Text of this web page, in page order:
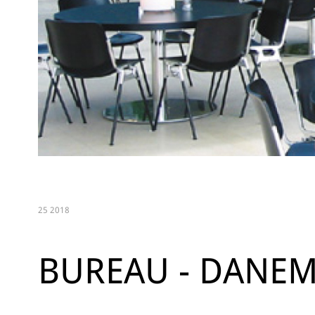
25 2018
BUREAU -